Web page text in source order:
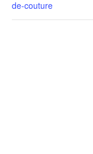
de-couture